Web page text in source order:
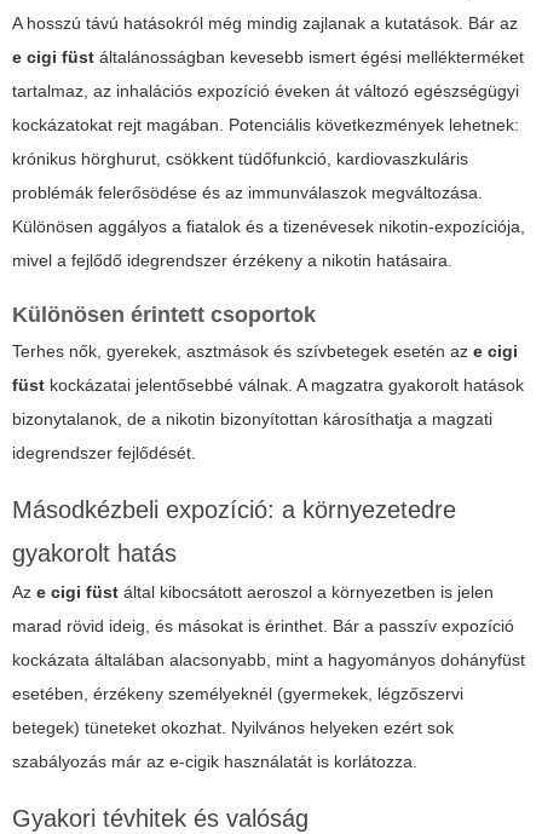
A hosszú távú hatásokról még mindig zajlanak a kutatások. Bár az
e cigi füst általánosságban kevesebb ismert égési mellékterméket
tartalmaz, az inhalációs expozíció éveken át változó egészségügyi
kockázatokat rejt magában. Potenciális következmények lehetnek:
krónikus hörghurut, csökkent tüdőfunkció, kardiovaszkuláris
problémák felerősödése és az immunválaszok megváltozása.
Különösen aggályos a fiatalok és a tizenévesek nikotin-expozíciója,
mivel a fejlődő idegrendszer érzékeny a nikotin hatásaira.
Különösen érintett csoportok
Terhes nők, gyerekek, asztmások és szívbetegek esetén az e cigi
füst kockázatai jelentősebbé válnak. A magzatra gyakorolt hatások
bizonytalanok, de a nikotin bizonyítottan károsíthatja a magzati
idegrendszer fejlődését.
Másodkézbeli expozíció: a környezetedre
gyakorolt hatás
Az e cigi füst által kibocsátott aeroszol a környezetben is jelen
marad rövid ideig, és másokat is érinthet. Bár a passzív expozíció
kockázata általában alacsonyabb, mint a hagyományos dohányfüst
esetében, érzékeny személyeknél (gyermekek, légzőszervi
betegek) tüneteket okozhat. Nyilvános helyeken ezért sok
szabályozás már az e-cigik használatát is korlátozza.
Gyakori tévhitek és valóság